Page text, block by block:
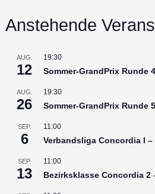
Anstehende
AUG.
12
19:30
Sommer-GrandPrix Runde 4
AUG.
26
19:30
Sommer-GrandPrix Runde 5
SEP.
6
11:00
Verbandsliga Concordia I –
SEP.
13
11:00
Bezirksklasse Concordia 2